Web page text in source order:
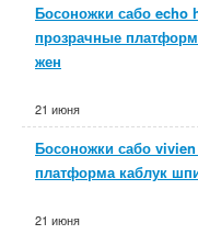
Босоножки сабо echo
прозрачные
жен
21 июня
Босоножки сабо
платформа каблук
21 июня